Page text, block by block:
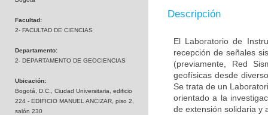
Facultad:
2- FACULTAD DE CIENCIAS
Departamento:
2- DEPARTAMENTO DE GEOCIENCIAS
Ubicación:
Bogotá, D.C., Ciudad Universitaria, edificio
224 - EDIFICIO MANUEL ANCIZAR, piso 2,
salón 230
Descripción
El Laboratorio de
recepción de señales
(previamente, Red
geofísicas desde
Se trata de un
orientado a la
de extensión solidaria y